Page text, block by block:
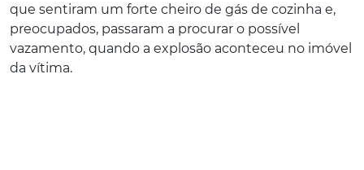
que sentiram um forte cheiro de gás de cozinha e,
preocupados, passaram a procurar o possível
vazamento, quando a explosão aconteceu no imóvel
da vítima.